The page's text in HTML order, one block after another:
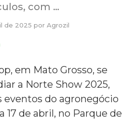
com …
de 2025 por Agrozil
em Mato Grosso, se
a Norte Show 2025,
eventos do agronegócio
17 de abril, no Parque de